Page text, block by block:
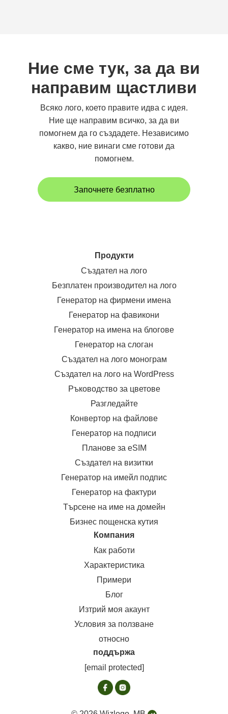
Ние сме тук, за да ви
направим щастливи
Всяко лого, което правите идва с идея.
Ние ще направим всичко, за да ви
помогнем да го създадете. Независимо
какво, ние винаги сме готови да
помогнем.
Започнете безплатно
Продукти
Създател на лого
Безплатен производител на лого
Генератор на фирмени имена
Генератор на фавикони
Генератор на имена на блогове
Генератор на слоган
Създател на лого монограм
Създател на лого на WordPress
Ръководство за цветове
Разгледайте
Конвертор на файлове
Генератор на подписи
Планове за eSIM
Създател на визитки
Генератор на имейл подпис
Генератор на фактури
Търсене на име на домейн
Бизнес пощенска кутия
Компания
Как работи
Характеристика
Примери
Блог
Изтрий моя акаунт
Условия за ползване
относно
поддържа
[email protected]